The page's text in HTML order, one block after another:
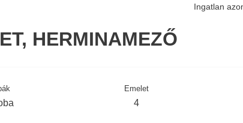
Ingatlan
HERMINAMEZŐ
Emelet
4